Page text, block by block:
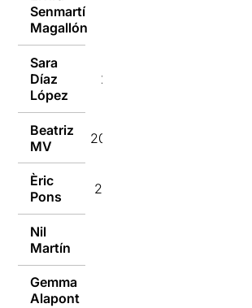
Senmartí
Magallón
Sara
Díaz
López
21/12/2016
Beatriz
MV
20/12/2016
Èric
Pons
20/12/2016
Nil
Martín
Gemma
Alapont